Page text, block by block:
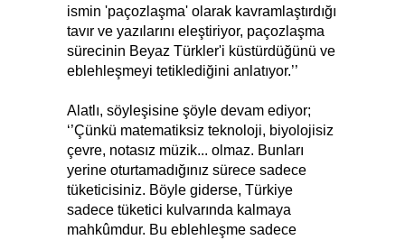
ismin 'paçozlaşma' olarak kavramlaştırdığı
tavır ve yazılarını eleştiriyor, paçozlaşma
sürecinin Beyaz Türkler'i küstürdüğünü ve
eblehleşmeyi tetiklediğini anlatıyor.’’
Alatlı, söyleşisine şöyle devam ediyor;
‘’Çünkü matematiksiz teknoloji, biyolojisiz
çevre, notasız müzik... olmaz. Bunları
yerine oturtamadığınız sürece sadece
tüketicisiniz. Böyle giderse, Türkiye
sadece tüketici kulvarında kalmaya
mahkûmdur. Bu eblehleşme sadece